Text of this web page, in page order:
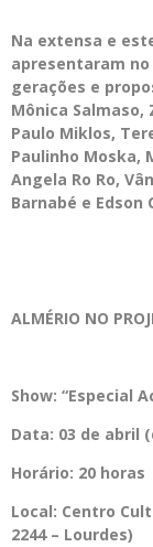
Na extensa e
apresentaram
gerações e
Mônica Salmaso,
Paulo Miklos,
Paulinho Moska,
Angela Ro Ro,
Barnabé e Edson
ALMÉRIO NO
Show: “Especial
Data: 03 de abril
Horário: 20 horas
Local: Centro
2244 – Lourdes)